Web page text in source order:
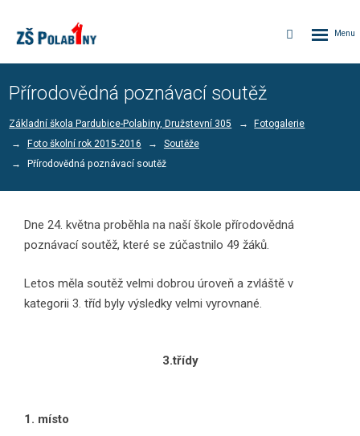
Vyhledávání
Přírodovědná poznávací soutěž
Základní škola Pardubice-Polabiny, Družstevní 305
Fotogalerie
Foto školní rok 2015-2016
Soutěže
Přírodovědná poznávací soutěž
Dne 24. května proběhla na naší škole přírodovědná
poznávací soutěž, které se zúčastnilo 49 žáků.
Letos měla soutěž velmi dobrou úroveň a zvláště v
kategorii 3. tříd byly výsledky velmi vyrovnané.
3.třídy
1. místo